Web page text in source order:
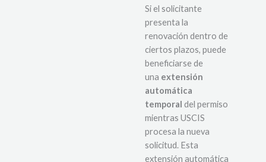
Si el solicitante
presenta la
renovación dentro de
ciertos plazos, puede
beneficiarse de
una extensión
automática
temporal del permiso
mientras USCIS
procesa la nueva
solicitud. Esta
extensión automática